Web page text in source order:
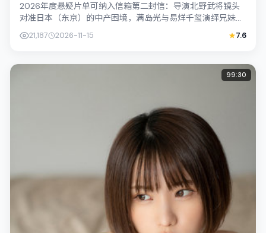
2026年度悬疑片单可纳入信箱第二封信：导演北野武将镜头
对准日本（东京）的中产困境，满岛光与易烊千玺演绎兄妹般
羁绊，文本层面兼顾悬疑线索与情感救...
21,187 2026-11-15 7.6
99:30